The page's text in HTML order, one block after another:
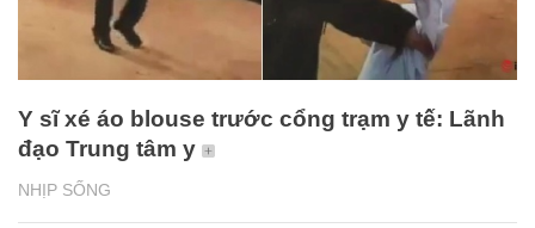
NHỊP SỐNG
Y sĩ xé áo blouse trước cổng trạm y tế: Lãnh
đạo Trung tâm y